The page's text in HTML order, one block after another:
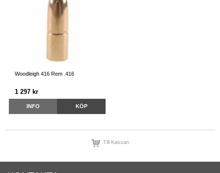
Woodleigh 416 Rem .416
1 297 kr
INFO KÖP
Till Kassan